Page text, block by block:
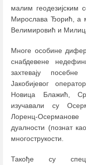
малим геодезијским
Мирослава Ђорић, а
Велимировић и
Многе особине
снабдевене
захтевају
Јакобијевог
Новица Блажић,
изучавали су
Лоренц-
дуалности (познат
многострукости.
Такође су